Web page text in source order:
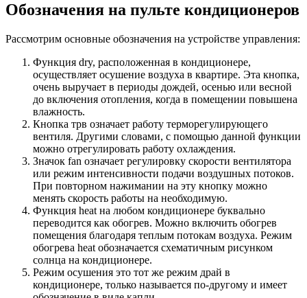
Обозначения на пульте кондиционеров
Рассмотрим основные обозначения на устройстве управления:
Функция dry, расположенная в кондиционере,
осуществляет осушение воздуха в квартире. Эта кнопка,
очень выручает в периоды дождей, осенью или весной
до включения отопления, когда в помещении повышена
влажность.
Кнопка трв означает работу терморегулирующего
вентиля. Другими словами, с помощью данной функции
можно отрегулировать работу охлаждения.
Значок fan означает регулировку скорости вентилятора
или режим интенсивности подачи воздушных потоков.
При повторном нажимании на эту кнопку можно
менять скорость работы на необходимую.
Функция heat на любом кондиционере буквально
переводится как обогрев. Можно включить обогрев
помещения благодаря теплым потокам воздуха. Режим
обогрева heat обозначается схематичным рисунком
солнца на кондиционере.
Режим осушения это тот же режим драй в
кондиционере, только называется по-другому и имеет